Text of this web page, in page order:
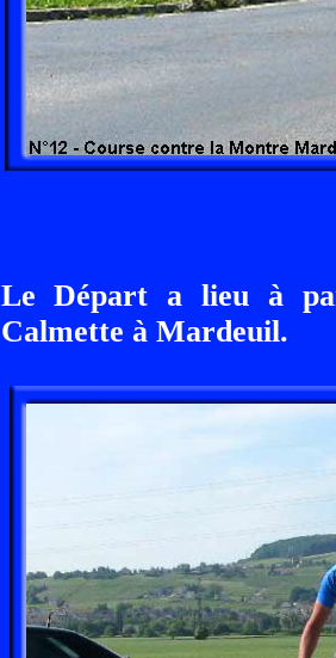
Le Départ a lieu à
Calmette à Mardeuil.